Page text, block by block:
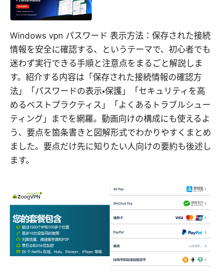
Windows vpn パスワード 表示方法：保存された接続
情報を安全に確認する、というテーマで、初心者でも
迷わず実行できる手順と注意点をまるごと解説しま
す。紹介する内容は「保存された接続情報の確認方
法」「パスワードの表示・保護」「セキュリティを高
めるベストプラクティス」「よくあるトラブルシュー
ティング」までを網羅。動画向けの構成にも使えるよ
う、要点を箇条書きと図解形式でわかりやすくまとめ
ました。要点だけ先に知りたい人向けの要約も後述し
ます。